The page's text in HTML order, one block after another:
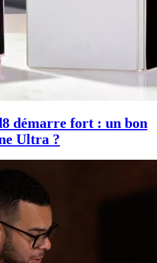
démarre fort : un bon
Ultra ?